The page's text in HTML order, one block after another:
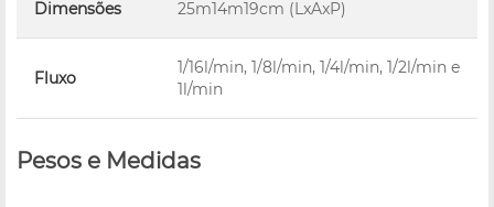
Dimensões 25m14m19cm (LxAxP)
Fluxo
1/16l/min, 1/8l/min, 1/4l/min, 1/2l/min e
1l/min
Pesos e Medidas